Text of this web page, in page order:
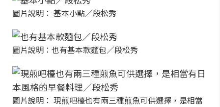
圖片說明： 基本小點／段松秀
圖片說明：也有基本款麵包／段松秀
圖片說明： 現煎吧檯也有兩三種煎魚可供選擇，是相當